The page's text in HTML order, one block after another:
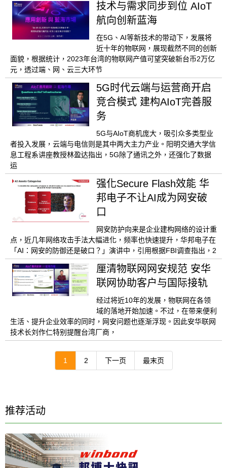
技术与需求同步到位 AIoT
航向创新蓝海
在5G、AI等新技术的带动下，发展将
近十年的物联网，展现截然不同的创新
面貌，根据统计，2023年台湾的物联网产值可望突破新台币2万亿
元，透过端、网、云三大环节
5G时代云端与运营商开启
竞合模式 建构AIoT完善服
务
5G与AIoT商机庞大，吸引众多类型业
者投入发展，云端与电信则是其中两大主力产业。阳明交通大学信
息工程系讲座教授林盈达指出，5G除了通讯之外，还强化了数据
运
强化Secure Flash效能 华
邦电子不让AI成为网安破
口
网安防护向来是企业建构网络的设计重
点，近几年网络攻击手法大幅进化，频率也快速提升，华邦电子在
「AI：网安的防御还是破口？」演讲中，引用根据FBI调查指出，2
厘清物联网网安规范 安华
联网协助客户与国际接轨
经过将近10年的发展，物联网在各领
域的落地开始加速。不过，在带来便利
生活、提升企业效率的同时，网安问题也逐渐浮现。因此安华联网
技术长刘作仁特别提醒台湾厂商，
1 2 下一页 最末页
推荐活动